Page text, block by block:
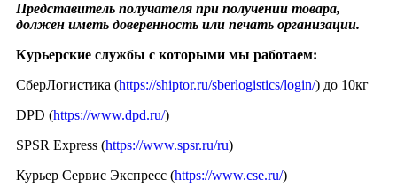
Представитель получателя при получении товара,
должен иметь доверенность или печать организации.
Курьерские службы с которыми мы работаем:
СберЛогистика (https://shiptor.ru/sberlogistics/login/) до 10кг
DPD (https://www.dpd.ru/)
SPSR Express (https://www.spsr.ru/ru)
Курьер Сервис Экспресс (https://www.cse.ru/)